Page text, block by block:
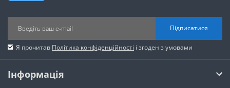
Підписатися
Я прочитав Політика конфіденційності і згоден з умовами
Інформація